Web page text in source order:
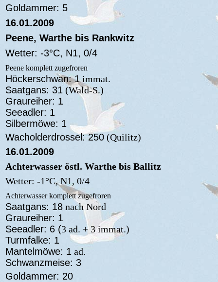
Goldammer: 5
16.01.2009
Peene, Warthe bis Rankwitz
Wetter: -3°C, N1, 0/4
Peene komplett zugefroren
Höckerschwan: 1immat.
Saatgans: 31 (Wald-S.)
Graureiher: 1
Seeadler: 1
Silbermöwe: 1
Wacholderdrossel: 250 (Quilitz)
16.01.2009
Achterwasser östl. Warthe bis Ballitz
Wetter: -1°C, N1, 0/4
Achterwasser komplett zugefroren
Saatgans: 18 nach Nord
Graureiher: 1
Seeadler: 6 (3 ad. + 3 immat.)
Turmfalke: 1
Mantelmöwe: 1 ad.
Schwanzmeise: 3
Goldammer: 20